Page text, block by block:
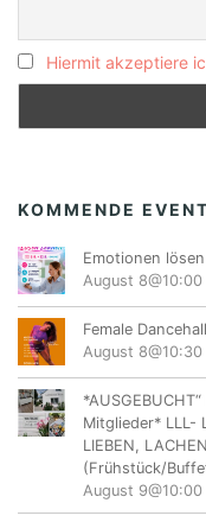
Hiermit akzeptiere
KOMMENDE
Emotionen
August 8@10:00
Female
August 8@10:30
Mitglieder* LLL-
LIEBEN,
(Frühstück/
August 9@10:00